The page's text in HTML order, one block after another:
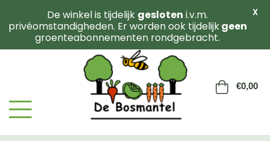
€0,00
De winkel is tijdelijk gesloten i.v.m.
privéomstandigheden. Er worden ook tijdelijkgeen
groenteabonnementen rondgebracht.
X